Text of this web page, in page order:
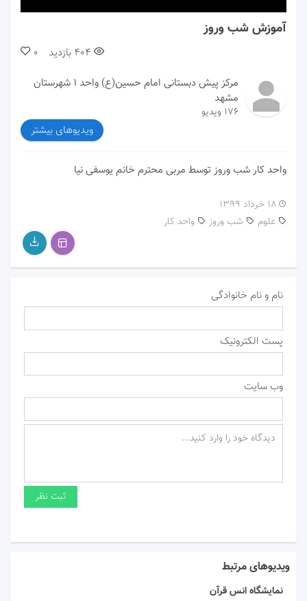
آموزش شب وروز
0 404 بازدید
مرکز پیش دبستانی امام حسین(ع) واحد ۱ شهرستان
مشهد
176 ویدیو
ویدیوهای بیشتر
واحد کار شب وروز توسط مربی محترم خانم یوسفی نیا
۱۸ خرداد ۱۳۹۹
شب وروز
علوم واحد کار
نام و نام خانوادگی
پست الکترونیک
وب سایت
ویدیوهای مرتبط
نمایشگاه انس قرآن